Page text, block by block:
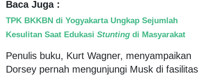
Baca Juga :
TPK BKKBN di Yogyakarta Ungkap Sejumlah
Kesulitan Saat Edukasi Stunting di Masyarakat
Penulis buku, Kurt Wagner, menyampaikan
Dorsey pernah mengunjungi Musk di fasilitas